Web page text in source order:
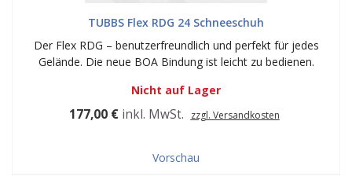
TUBBS Flex RDG 24 Schneeschuh
Der Flex RDG – benutzerfreundlich und perfekt für jedes
Gelände. Die neue BOA Bindung ist leicht zu bedienen.
Nicht auf Lager
177,00 € inkl. MwSt. zzgl. Versandkosten
Vorschau